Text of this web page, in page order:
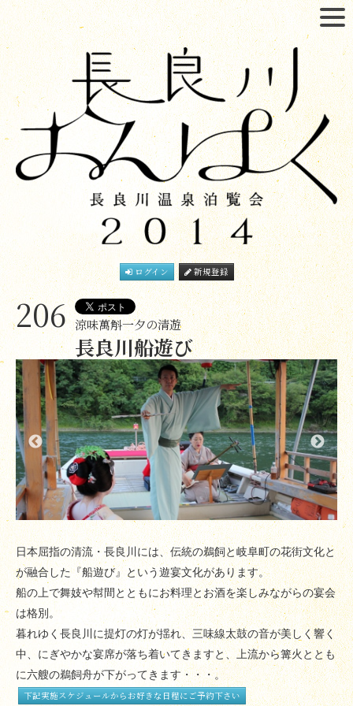
ログイン 新規登録
206 涼味萬斛一夕の清遊
長良川船遊び
日本屈指の清流・長良川には、伝統の鵜飼と岐阜町の花街文化と
が融合した『船遊び』という遊宴文化があります。
船の上で舞妓や幇間とともにお料理とお酒を楽しみながらの宴会
は格別。
暮れゆく長良川に提灯の灯が揺れ、三味線太鼓の音が美しく響く
中、にぎやかな宴席が落ち着いてきますと、上流から篝火ととも
に六艘の鵜飼舟が下がってきます・・・。
下記実施スケジュールからお好きな日程にご予約下さい